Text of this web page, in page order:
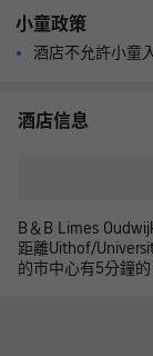
小童政策
酒店不允許小童
酒店信息
B＆B Limes
距離Uithof/
的市中心有5分鐘的自行車車程。 明亮